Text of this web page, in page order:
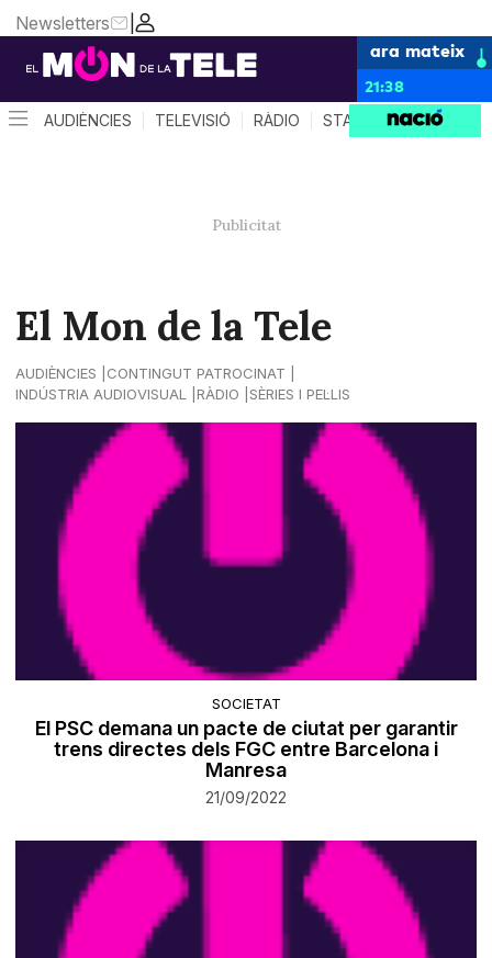
|
Newsletters
ara mateix
21:38
AUDIÈNCIES TELEVISIÓ RÀDIO STAR SYSTEM
El Mon de la Tele
AUDIÈNCIES
CONTINGUT PATROCINAT
INDÚSTRIA AUDIOVISUAL
RÀDIO SÈRIES I PEL·LIS
SOCIETAT
El PSC demana un pacte de ciutat per garantir
trens directes dels FGC entre Barcelona i
Manresa
21/09/2022